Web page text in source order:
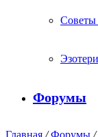
Советы
Форумы
Главная / Форумы /